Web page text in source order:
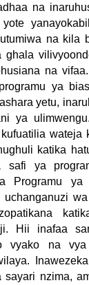
na
na kila
ghala
na
ya
yetu,
ya
wateja
katika
safi ya
Programu
uchanganuzi
Hii inafaa
vyako na
sayari nzima,